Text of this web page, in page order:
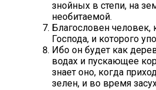
знойных в степи, на
необитаемой.
Благословен человек,
Господа, и которого
Ибо он будет как
водах и пускающее
знает оно, когда
зелен, и во время